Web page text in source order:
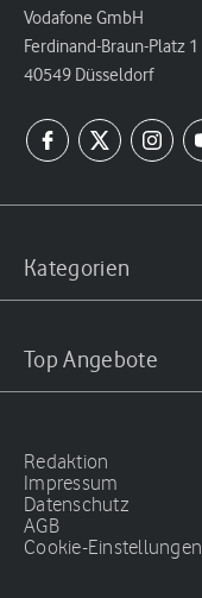
Vodafone GmbH
Ferdinand-Braun-Platz 1
40549 Düsseldorf
Kategorien
Top Angebote
Redaktion
Impressum
Datenschutz
AGB
Cookie-Einstellungen